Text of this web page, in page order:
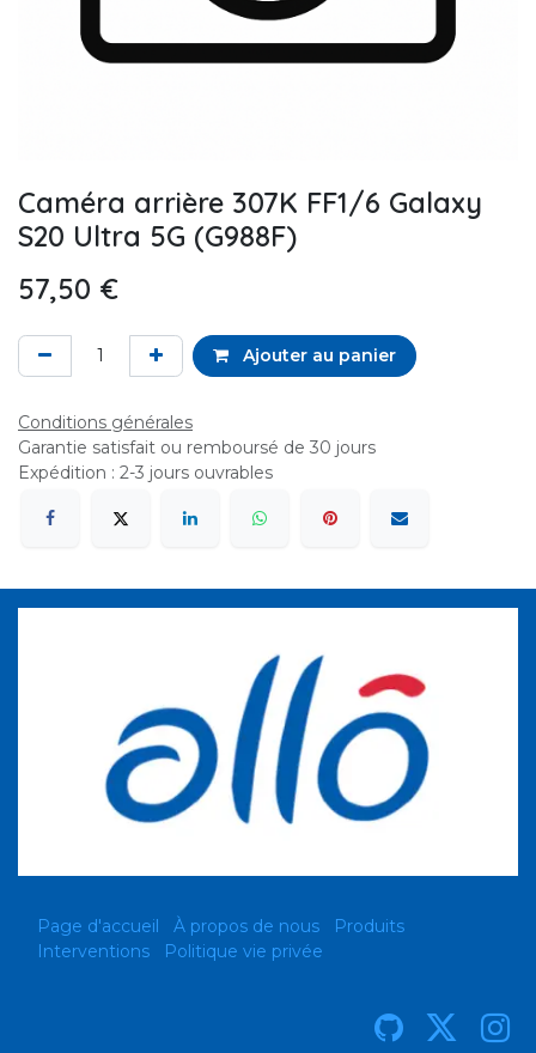
Caméra arrière 307K FF1/6 Galaxy
S20 Ultra 5G (G988F)
57,50 €
Ajouter au panier
Conditions générales
Garantie satisfait ou remboursé de 30 jours
Expédition : 2-3 jours ouvrables
Page d'accueil À propos de nous
Produits
Interventions
Politique vie privée